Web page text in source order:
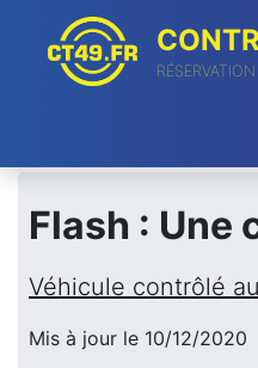
Flash : Une
Véhicule contrôlé
Mis à jour le 10/12/2020